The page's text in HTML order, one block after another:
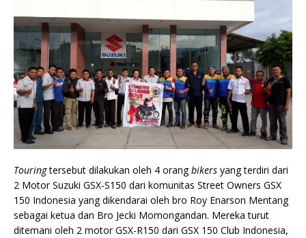
Touringtersebut dilakukan oleh 4 orangbikers yang terdiri dari
2 Motor Suzuki GSX-S150 dari komunitas Street Owners GSX
150 Indonesia yang dikendarai oleh bro Roy Enarson Mentang
sebagai ketua dan Bro Jecki Momongandan. Mereka turut
ditemani oleh 2 motor GSX-R150 dari GSX 150 Club Indonesia,